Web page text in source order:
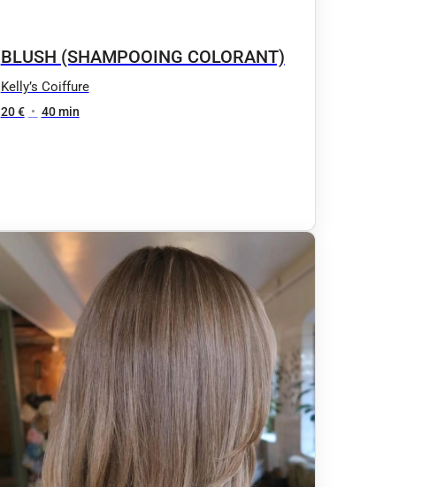
BLUSH (SHAMPOOING COLORANT)
Kelly’s Coiffure
20 € • 40 min